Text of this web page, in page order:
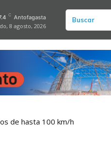
C Antofagasta
8 agosto, 2026
Buscar
de hasta 100 km/h